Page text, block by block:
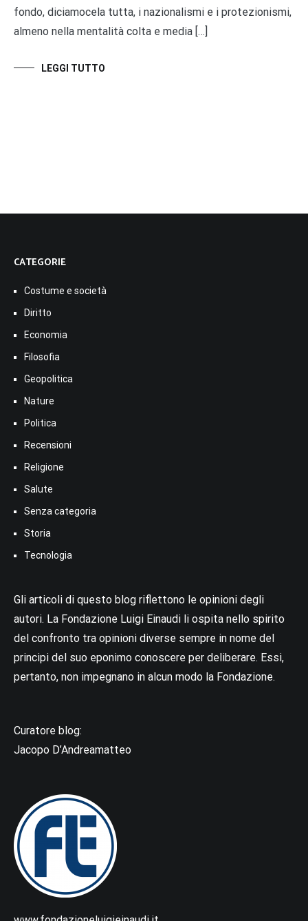
fondo, diciamocela tutta, i nazionalismi e i protezionismi,
almeno nella mentalità colta e media […]
LEGGI TUTTO
CATEGORIE
Costume e società
Diritto
Economia
Filosofia
Geopolitica
Nature
Politica
Recensioni
Religione
Salute
Senza categoria
Storia
Tecnologia
Gli articoli di questo blog riflettono le opinioni degli
autori. La Fondazione Luigi Einaudi li ospita nello spirito
del confronto tra opinioni diverse sempre in nome del
principi del suo eponimo conoscere per deliberare. Essi,
pertanto, non impegnano in alcun modo la Fondazione.
Curatore blog:
Jacopo D’Andreamatteo